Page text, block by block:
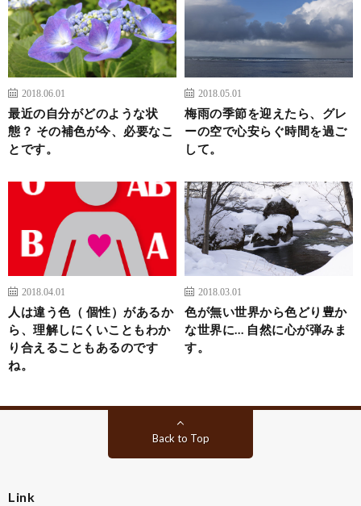
2018.06.01
最近の自分がどのような状
態？ その補色が今、必要なこ
とです。
2018.05.01
梅雨の季節を迎えたら、グレ
ーの空で心安らぐ時間を過ご
して。
2018.04.01
人は違う色（ 個性）があるか
ら、理解しにくいこともわか
り合えることもあるのです
ね。
2018.03.01
色が無い世界から色どり豊か
な世界に… 自然に心が弾みま
す。
Back to Top
Link